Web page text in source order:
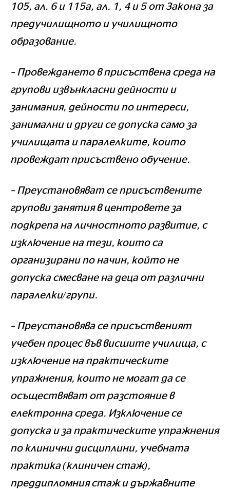
105, ал. 6 и 115а, ал. 1, 4 и 5 от Закона за
предучилищното и училищното
образование.
– Провеждането в присъствена среда на
групови извънкласни дейности и
занимания, дейности по интереси,
занимални и други се допуска само за
училищата и паралелките, които
провеждат присъствено обучение.
– Преустановяват се присъствените
групови занятия в центровете за
подкрепа на личностното развитие, с
изключение на тези, които са
организирани по начин, който не
допуска смесване на деца от различни
паралелки/групи.
– Преустановява се присъственият
учебен процес във висшите училища, с
изключение на практическите
упражнения, които не могат да се
осъществяват от разстояние в
електронна среда. Изключение се
допуска и за практическите упражнения
по клинични дисциплини, учебната
практика (клиничен стаж),
преддипломния стаж и държавните